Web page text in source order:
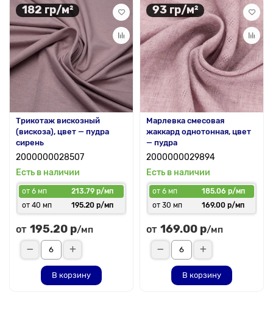
182 гр/м²
Трикотаж вискозный
(вискоза), цвет — пудра
сирень
2000000028507
Есть в наличии
от 6 мп
213.79 р/мп
от 40 мп
195.20 р/мп
от 195.20 р/мп
В корзину
93 гр/м²
Марлевка смесовая
жаккард однотонная, цвет
— пудра
2000000029894
Есть в наличии
от 6 мп
185.06 р/мп
от 30 мп
169.00 р/мп
от 169.00 р/мп
В корзину